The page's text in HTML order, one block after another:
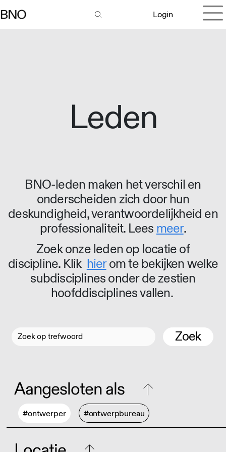
Login
Leden
BNO-leden maken het verschil en
onderscheiden zich door hun
deskundigheid, verantwoordelijkheid en
professionaliteit. Lees meer.
Zoek onze leden op locatie of
discipline. Klik hierom te bekijken welke
subdisciplines onder de zestien
hoofddisciplines vallen.
Zoek
Aangesloten als
#ontwerper #ontwerpbureau